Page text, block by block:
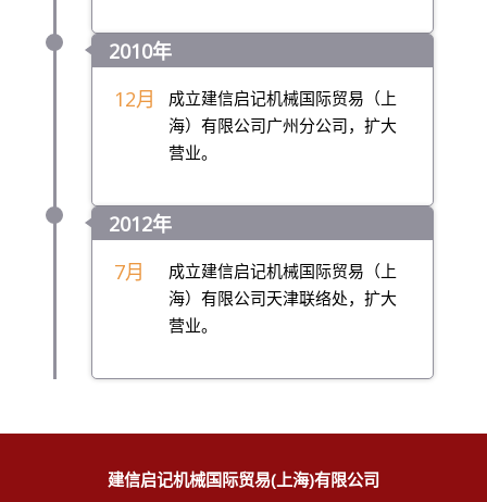
2010年
12月
成立建信启记机械国际贸易（上
海）有限公司广州分公司，扩大
营业。
2012年
7月
成立建信启记机械国际贸易（上
海）有限公司天津联络处，扩大
营业。
建信启记机械国际贸易(上海)有限公司